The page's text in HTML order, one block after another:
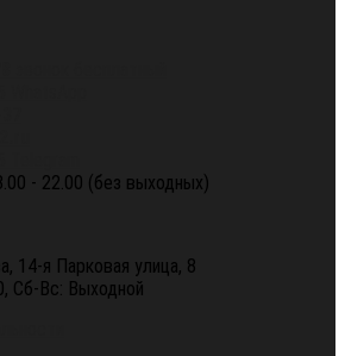
- 22.00 (без выходных)
14-я Парковая улица, 8
Сб-Вс: Выходной